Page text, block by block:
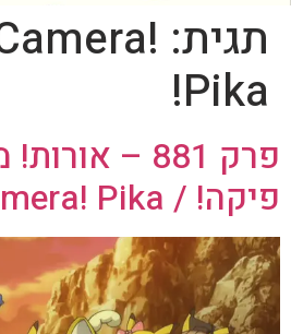
תגית:
Pika!
פרק 881 –
פיקה! / Lights! Camera! Pika!